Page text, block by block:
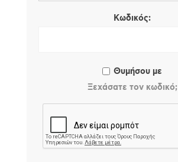
Κωδικός:
Θυμήσου με
Ξεχάσατε τον κωδικό;